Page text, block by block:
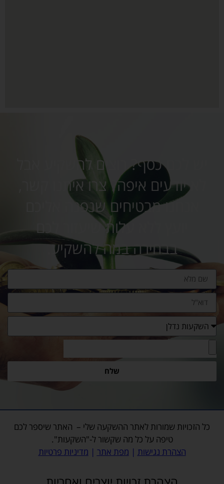
יש לכם כסף? רוצים להשקיע אבל
לא יודעים איפה? צרו איתנו קשר,
אנחנו מבטיחים שנפנה אליכם
יועץ ללא עלות שיעזור לכם
בבחירה במה להשקיע.
שלח
כל הזכויות שמורות לאתר ההשקעה שלי – האתר שיספר לכם
טיפה על כל מה שקשור ל-"השקעות".
הצהרת נגישות | מפת אתר | מדיניות פרטיות